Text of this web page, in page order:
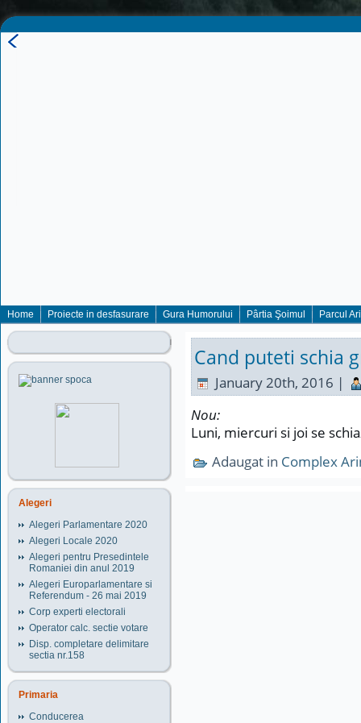
Home Proiecte in desfasurare Gura Humorului Pârtia Şoimul Parcul
Alegeri
Alegeri Parlamentare 2020
Alegeri Locale 2020
Alegeri pentru Presedintele
Romaniei din anul 2019
Alegeri Europarlamentare si
Referendum - 26 mai 2019
Corp experti electorali
Operator calc. sectie votare
Disp. completare delimitare
sectia nr.158
Primaria
Conducerea
Cand puteti schia
January 20th, 2016 |
Nou:
​Luni, miercuri si joi se
Adaugat in Complex